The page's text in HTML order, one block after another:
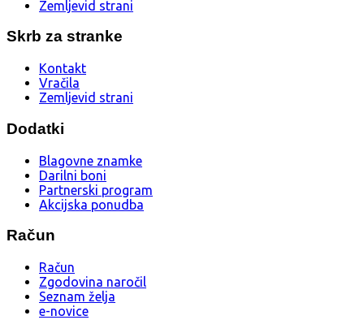
Zemljevid strani
Skrb za stranke
Kontakt
Vračila
Zemljevid strani
Dodatki
Blagovne znamke
Darilni boni
Partnerski program
Akcijska ponudba
Račun
Račun
Zgodovina naročil
Seznam želja
e-novice